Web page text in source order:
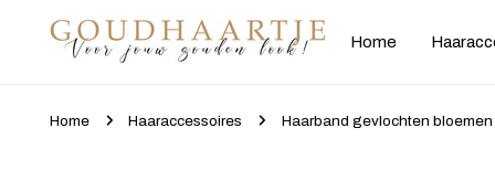
naar artikel
Home
Home Haaraccessoires Haarband gevlochten bloemen